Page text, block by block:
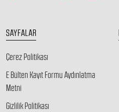
SAYFALAR
Çerez Politikası
E Bülten Kayıt Formu Aydınlatma
Metni
Gizlilik Politikası